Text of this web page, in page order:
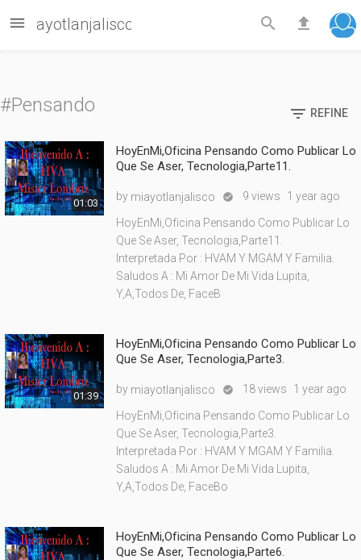
 ayotlanjalisco  
#Pensando  REFINE
01:03
HoyEnMi,Oficina Pensando Como Publicar Lo
Que Se Aser, Tecnologia,Parte11.
by miayotlanjalisco  9 views 1 year ago
HoyEnMi,Oficina Pensando Como Publicar Lo
Que Se Aser, Tecnologia,Parte11.
Interpretada Por : HVAM Y MGAM Y Familia.
Saludos A : Mi Amor De Mi Vida Lupita,
Y,A,Todos De, FaceB
01:39
HoyEnMi,Oficina Pensando Como Publicar Lo
Que Se Aser, Tecnologia,Parte3.
by miayotlanjalisco  18 views 1 year ago
HoyEnMi,Oficina Pensando Como Publicar Lo
Que Se Aser, Tecnologia,Parte3.
Interpretada Por : HVAM Y MGAM Y Familia.
Saludos A : Mi Amor De Mi Vida Lupita,
Y,A,Todos De, FaceBo
HoyEnMi,Oficina Pensando Como Publicar Lo
Que Se Aser, Tecnologia,Parte6.